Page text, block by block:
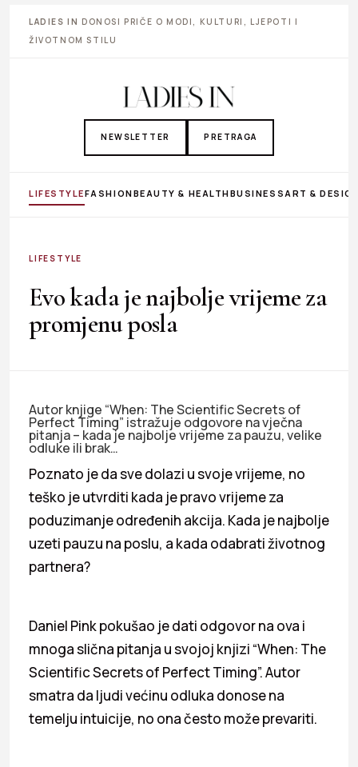
LADIES IN DONOSI PRIČE O MODI, KULTURI, LJEPOTI I
ŽIVOTNOM STILU
NEWSLETTER PRETRAGA
LIFESTYLEFASHIONBEAUTY & HEALTHBUSINESS ART &
LIFESTYLE
Evo kada je najbolje vrijeme za
promjenu posla
Autor knjige “When: The Scientific Secrets of
Perfect Timing” istražuje odgovore na vječna
pitanja – kada je najbolje vrijeme za pauzu, velike
odluke ili brak…
Poznato je da sve dolazi u svoje vrijeme, no
teško je utvrditi kada je pravo vrijeme za
poduzimanje određenih akcija. Kada je najbolje
uzeti pauzu na poslu, a kada odabrati životnog
partnera?
Daniel Pink pokušao je dati odgovor na ova i
mnoga slična pitanja u svojoj knjizi “When: The
Scientific Secrets of Perfect Timing”. Autor
smatra da ljudi većinu odluka donose na
temelju intuicije, no ona često može prevariti.